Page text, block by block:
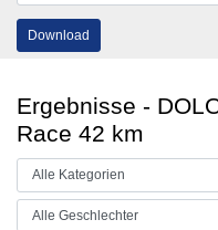
Download
Ergebnisse -
Race 42 km